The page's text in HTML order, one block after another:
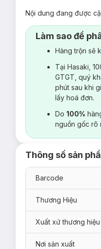
Nội dung đang được
Làm sao để
Hàng trộn sẽ
Tại Hasaki,
GTGT, quý
phút sau khi
lấy hoá đơn.
Do 100%
nguồn gốc rõ
Thông số sản
Barcode
Thương Hiệu
Xuất xứ thương hiệu
Nơi sản xuất